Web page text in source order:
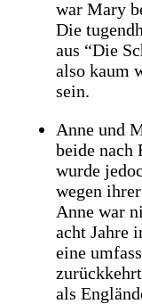
war Mary
Die
aus “Die
also kaum
sein.
Anne und
beide nach
wurde
wegen
Anne war
acht Jahre
eine
als